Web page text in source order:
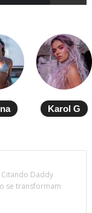
Karol G
Citando Daddy
se transformam